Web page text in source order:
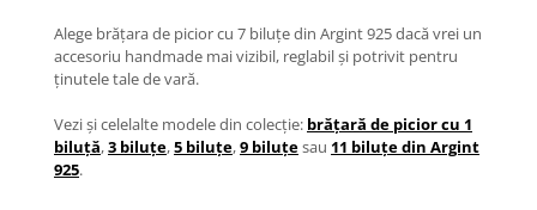
semiprețioase
BRĂȚĂRI DE PICIOR
Brățări de picior din Argint
COLIERE
Alege brățara de picior cu 7 biluțe din Argint 925 dacă vrei un
accesoriu handmade mai vizibil, reglabil și potrivit pentru
ținutele tale de vară.
Vezi și celelalte modele din colecție: brățară de picior cu 1
biluță,3 biluțe,5 biluțe,9 biluțesau 11 biluțe din Argint
925.